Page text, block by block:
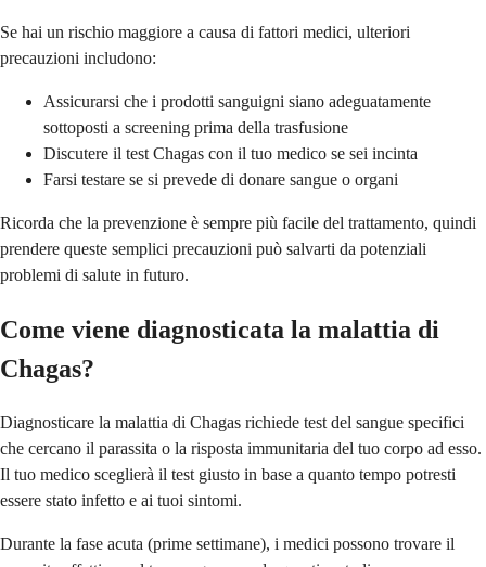
Se hai un rischio maggiore a causa di fattori medici, ulteriori
precauzioni includono:
Assicurarsi che i prodotti sanguigni siano adeguatamente
sottoposti a screening prima della trasfusione
Discutere il test Chagas con il tuo medico se sei incinta
Farsi testare se si prevede di donare sangue o organi
Ricorda che la prevenzione è sempre più facile del trattamento, quindi
prendere queste semplici precauzioni può salvarti da potenziali
problemi di salute in futuro.
Come viene diagnosticata la malattia di
Chagas?
Diagnosticare la malattia di Chagas richiede test del sangue specifici
che cercano il parassita o la risposta immunitaria del tuo corpo ad esso.
Il tuo medico sceglierà il test giusto in base a quanto tempo potresti
essere stato infetto e ai tuoi sintomi.
Durante la fase acuta (prime settimane), i medici possono trovare il